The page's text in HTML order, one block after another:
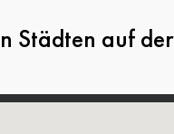
Städten auf der